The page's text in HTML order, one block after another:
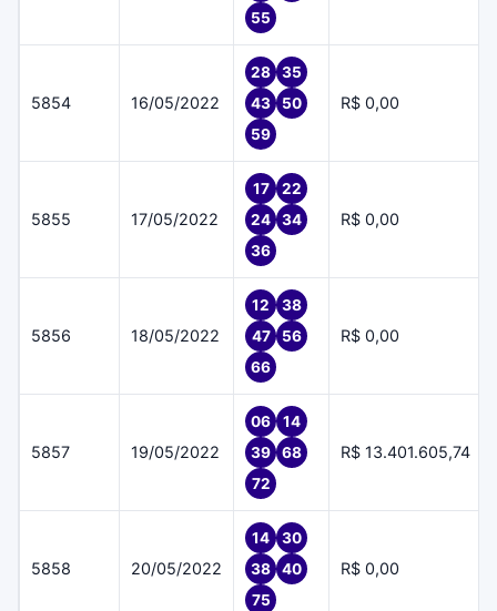
55
5854 16/05/2022
28
35
43
50
59
R$ 0,00
5855 17/05/2022
17
22
24
34
36
R$ 0,00
5856 18/05/2022
12
38
47
56
66
R$ 0,00
5857 19/05/2022
06
14
39
68
72
R$ 13.401.605,74
5858 20/05/2022
14
30
38
40
75
R$ 0,00